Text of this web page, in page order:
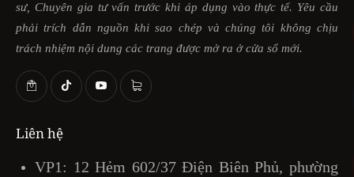
sư, Chuyên gia tư vấn trước khi áp dụng vào thực tế. Yêu cầu
phải trích dẫn nguồn khi sao chép và chúng tôi không chịu
trách nhiệm nội dung các trang được mở ra ở cửa sổ mới.
Liên hệ
VP1: 12 Hẻm 602/37 Điện Biên Phủ, phường